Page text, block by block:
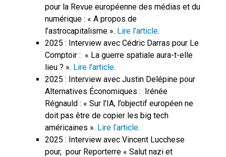
pour la Revue européenne des médias et du
numérique : « A propos de
l’astrocapitalisme ». Lire l’article.
2025 : Interview avec Cédric Darras pour Le
Comptoir : « La guerre spatiale aura-t-elle
lieu ? ». Lire l’article.
2025 : Interview avec Justin Delépine pour
Alternatives Économiques : Irénée
Régnauld : « Sur l’IA, l’objectif européen ne
doit pas être de copier les big tech
américaines ». Lire l’article.
2025 : Interview avec Vincent Lucchese
pour, pour Reporterre « Salut nazi et